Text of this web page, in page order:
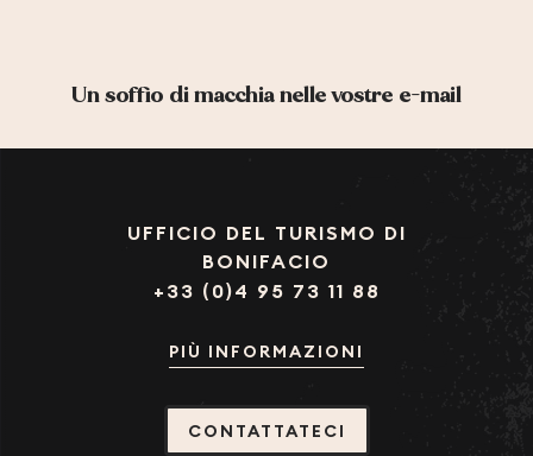
Un soffio di macchia nelle vostre e-mail
UFFICIO DEL TURISMO DI
BONIFACIO
+33 (0)4 95 73 11 88
PIÙ INFORMAZIONI
CONTATTATECI